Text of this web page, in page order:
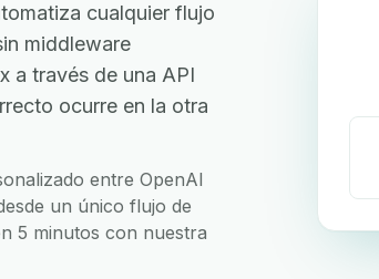
cualquier flujo
middleware
a través de una API
ocurre en la otra
entre OpenAI
un único flujo de
5 minutos con nuestra